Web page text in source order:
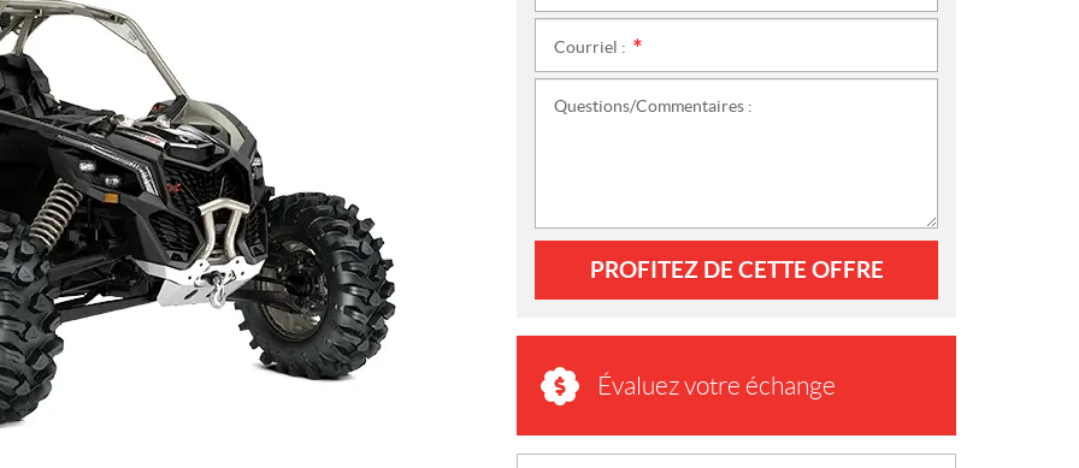
Courriel :
Questions/Commentaires :
PROFITEZ DE CETTE OFFRE
Évaluez votre échange